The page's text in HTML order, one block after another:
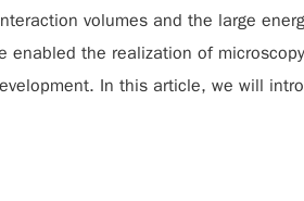
volumes and the large
the realization of
In this article, we will